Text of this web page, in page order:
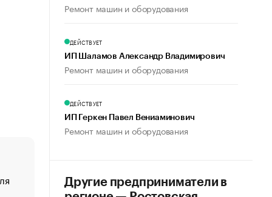
«От спорта тело стареет иначе». Как живет глава
создавшей GTA
Ремонт машин и оборудования
ДЕЙСТВУЕТ
ИП Шаламов Александр Владимирович
Ремонт машин и оборудования
ДЕЙСТВУЕТ
ИП Геркен Павел Вениаминович
Ремонт машин и оборудования
Другие предприниматели в